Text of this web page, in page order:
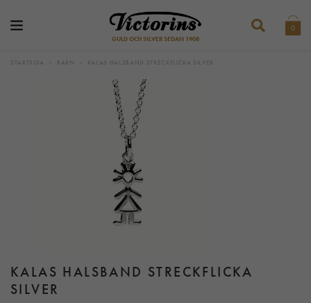
GULD OCH SILVER SEDAN 1908
0
STARTSIDA BARN KALAS HALSBAND STRECKFLICKA SILVER
KALAS HALSBAND STRECKFLICKA
SILVER